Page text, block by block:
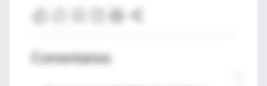
Comentarios